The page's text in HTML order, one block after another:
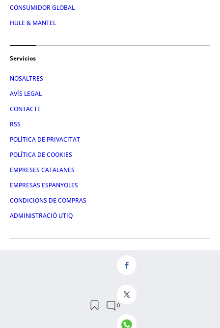
CONSUMIDOR GLOBAL
HULE & MANTEL
Servicios
NOSALTRES
AVÍS LEGAL
CONTACTE
RSS
POLÍTICA DE PRIVACITAT
POLÍTICA DE COOKIES
EMPRESES CATALANES
EMPRESAS ESPANYOLES
CONDICIONS DE COMPRAS
ADMINISTRACIÓ UTIQ